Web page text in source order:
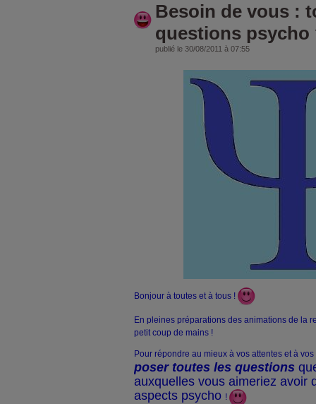
Besoin de vous :
questions psycho
publié le 30/08/2011 à 07:55
Bonjour à toutes et à tous !
En pleines préparations des animations de la
petit coup de mains !
Pour répondre au mieux à vos attentes et à
poser toutes les questions
auxquelles vous aimeriez avoir
aspects psycho !